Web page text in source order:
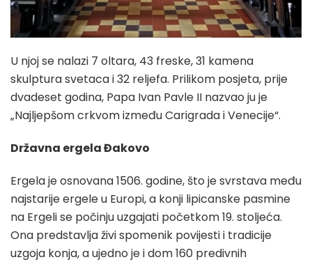
U njoj se nalazi 7 oltara, 43 freske, 31 kamena
skulptura svetaca i 32 reljefa. Prilikom posjeta, prije
dvadeset godina, Papa Ivan Pavle II nazvao ju je
„Najljepšom crkvom između Carigrada i Venecije“.
Državna ergela Đakovo
Ergela je osnovana 1506. godine, što je svrstava među
najstarije ergele u Europi, a konji lipicanske pasmine
na Ergeli se počinju uzgajati početkom 19. stoljeća.
Ona predstavlja živi spomenik povijesti i tradicije
uzgoja konja, a ujedno je i dom 160 predivnih